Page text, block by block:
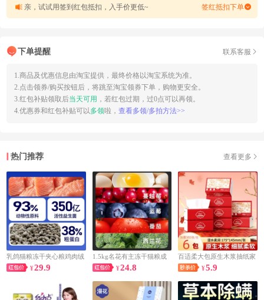
亲，试试用签到红包抵扣，入手价更低~ 签红抵扣下单
下单提醒 联系客服
1.商品及优惠信息由淘宝提供，最终价格以淘宝系统为准。
2.点击领券/购买按钮后，将跳至淘宝领券下单，购物更安全。
3.红包补贴领取后当天可用 ，若红包过期，过0点可以再领。
4.优惠券和红包补贴可以多领啦， 查看多领/多拍方法>>
热门推荐 查看更多
乳鸽猫粮冻干夹心粮鸡肉绒
高蛋白成幼猫益生菌全价主
¥29.9
1.5kg名花有主冻干猫粮成
幼猫全价通用无谷鲜肉正品
旗舰冻干
¥24.8
百适柔大包原生木浆抽纸家
用湿水不易破细腻柔软面巾
纸
¥5.9